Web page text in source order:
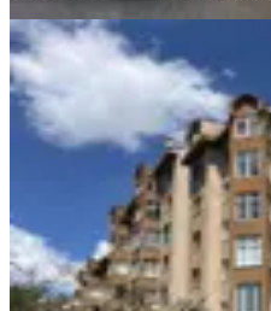
YENİ
Esenkent
Temiz 3+1
İstanbul,
3+1· 185 m²·
46.000 ₺